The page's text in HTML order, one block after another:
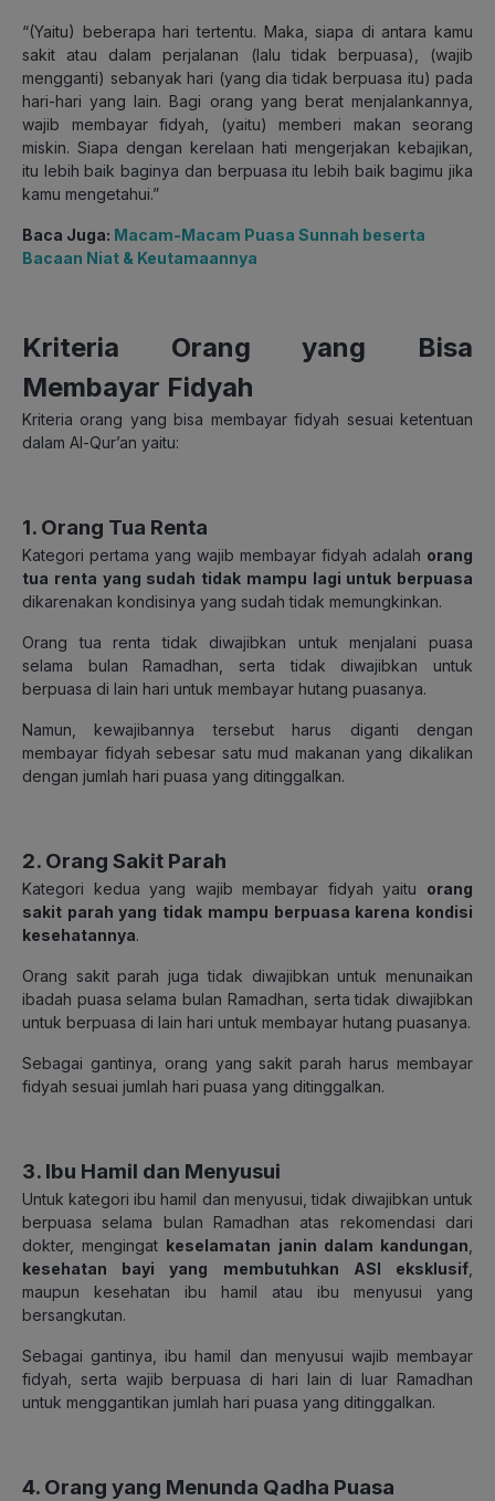
“(Yaitu) beberapa hari tertentu. Maka, siapa di antara kamu
sakit atau dalam perjalanan (lalu tidak berpuasa), (wajib
mengganti) sebanyak hari (yang dia tidak berpuasa itu) pada
hari-hari yang lain. Bagi orang yang berat menjalankannya,
wajib membayar fidyah, (yaitu) memberi makan seorang
miskin. Siapa dengan kerelaan hati mengerjakan kebajikan,
itu lebih baik baginya dan berpuasa itu lebih baik bagimu jika
kamu mengetahui.”
Baca Juga: Macam-Macam Puasa Sunnah beserta
Bacaan Niat & Keutamaannya
Kriteria Orang yang Bisa
Membayar Fidyah
Kriteria orang yang bisa membayar fidyah sesuai ketentuan
dalam Al-Qur’an yaitu:
1. Orang Tua Renta
Kategori pertama yang wajib membayar fidyah adalah orang
tua renta yang sudah tidak mampu lagi untuk berpuasa
dikarenakan kondisinya yang sudah tidak memungkinkan.
Orang tua renta tidak diwajibkan untuk menjalani puasa
selama bulan Ramadhan, serta tidak diwajibkan untuk
berpuasa di lain hari untuk membayar hutang puasanya.
Namun, kewajibannya tersebut harus diganti dengan
membayar fidyah sebesar satu mud makanan yang dikalikan
dengan jumlah hari puasa yang ditinggalkan.
2. Orang Sakit Parah
Kategori kedua yang wajib membayar fidyah yaitu orang
sakit parah yang tidak mampu berpuasa karena kondisi
kesehatannya.
Orang sakit parah juga tidak diwajibkan untuk menunaikan
ibadah puasa selama bulan Ramadhan, serta tidak diwajibkan
untuk berpuasa di lain hari untuk membayar hutang puasanya.
Sebagai gantinya, orang yang sakit parah harus membayar
fidyah sesuai jumlah hari puasa yang ditinggalkan.
3. Ibu Hamil dan Menyusui
Untuk kategori ibu hamil dan menyusui, tidak diwajibkan untuk
berpuasa selama bulan Ramadhan atas rekomendasi dari
dokter, mengingat keselamatan janin dalam kandungan
kesehatan bayi yang membutuhkan ASI eksklusif
maupun kesehatan ibu hamil atau ibu menyusui yang
bersangkutan.
Sebagai gantinya, ibu hamil dan menyusui wajib membayar
fidyah, serta wajib berpuasa di hari lain di luar Ramadhan
untuk menggantikan jumlah hari puasa yang ditinggalkan.
4. Orang yang Menunda Qadha Puasa